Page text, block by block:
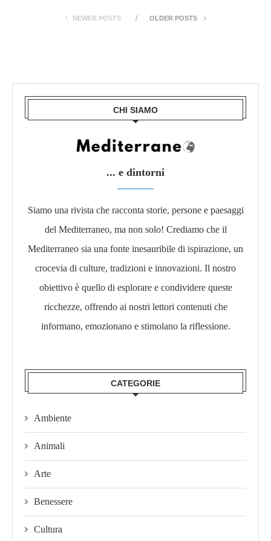
NEWER POSTS OLDER POSTS
CHI SIAMO
... e dintorni
Siamo una rivista che racconta storie, persone e paesaggi
del Mediterraneo, ma non solo! Crediamo che il
Mediterraneo sia una fonte inesauribile di ispirazione, un
crocevia di culture, tradizioni e innovazioni. Il nostro
obiettivo è quello di esplorare e condividere queste
ricchezze, offrendo ai nostri lettori contenuti che
informano, emozionano e stimolano la riflessione.​
CATEGORIE
Ambiente
Animali
Arte
Benessere
Cultura